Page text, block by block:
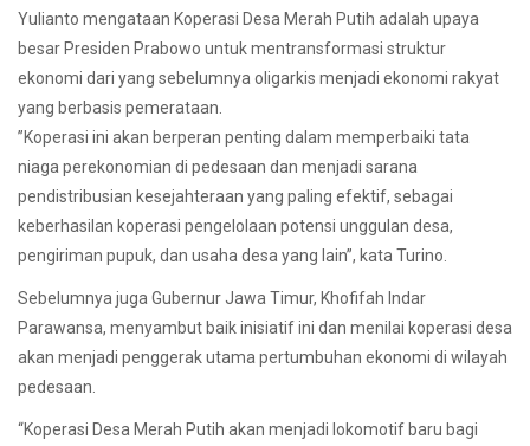
Yulianto mengataan Koperasi Desa Merah Putih adalah upaya
besar Presiden Prabowo untuk mentransformasi struktur
ekonomi dari yang sebelumnya oligarkis menjadi ekonomi rakyat
yang berbasis pemerataan.
”Koperasi ini akan berperan penting dalam memperbaiki tata
niaga perekonomian di pedesaan dan menjadi sarana
pendistribusian kesejahteraan yang paling efektif, sebagai
keberhasilan koperasi pengelolaan potensi unggulan desa,
pengiriman pupuk, dan usaha desa yang lain”, kata Turino.
Sebelumnya juga Gubernur Jawa Timur, Khofifah Indar
Parawansa, menyambut baik inisiatif ini dan menilai koperasi desa
akan menjadi penggerak utama pertumbuhan ekonomi di wilayah
pedesaan.
“Koperasi Desa Merah Putih akan menjadi lokomotif baru bagi